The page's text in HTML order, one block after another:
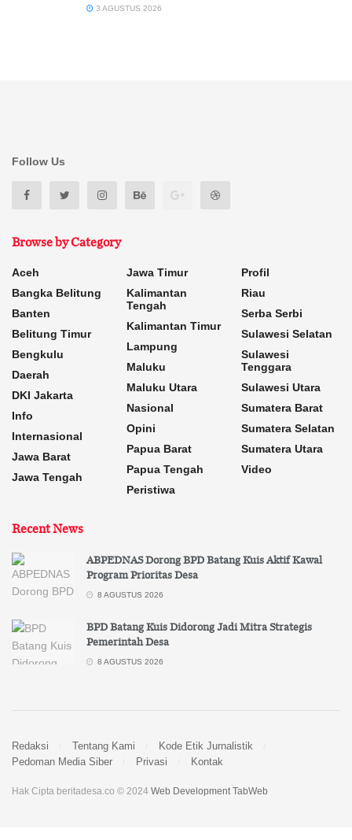
3 AGUSTUS 2026
Follow Us
Browse by Category
Aceh
Bangka Belitung
Banten
Belitung Timur
Bengkulu
Daerah
DKI Jakarta
Info
Internasional
Jawa Barat
Jawa Tengah
Jawa Timur
Kalimantan
Tengah
Kalimantan Timur
Lampung
Maluku
Maluku Utara
Nasional
Opini
Papua Barat
Papua Tengah
Peristiwa
Profil
Riau
Serba Serbi
Sulawesi Selatan
Sulawesi
Tenggara
Sulawesi Utara
Sumatera Barat
Sumatera Selatan
Sumatera Utara
Video
Recent News
ABPEDNAS Dorong BPD Batang Kuis Aktif Kawal
Program Prioritas Desa
8 AGUSTUS 2026
BPD Batang Kuis Didorong Jadi Mitra Strategis
Pemerintah Desa
8 AGUSTUS 2026
Redaksi Tentang Kami
Kode Etik Jurnalistik
Pedoman Media Siber
Privasi Kontak
Hak Cipta beritadesa.co © 2024 Web Development TabWeb